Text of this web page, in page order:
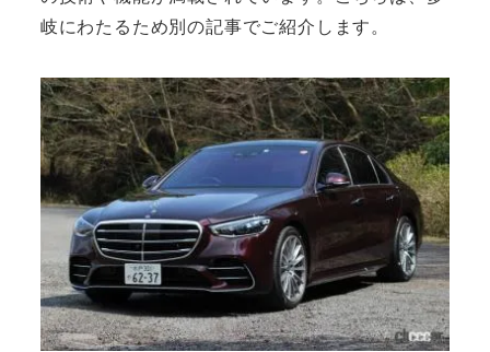
岐にわたるため別の記事でご紹介します。